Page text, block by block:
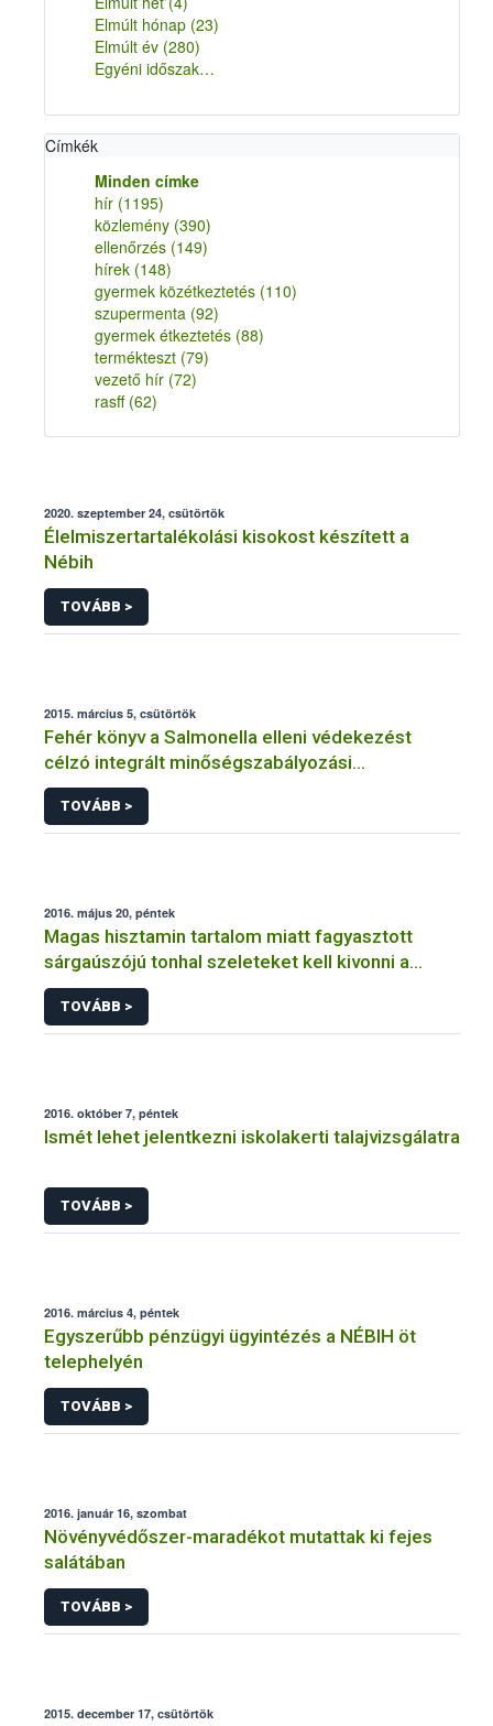
Elmúlt hónap (23)
Elmúlt év (280)
Egyéni időszak…
Címkék
Minden címke
hír (1195)
közlemény (390)
ellenőrzés (149)
hírek (148)
gyermek közétkeztetés (110)
szupermenta (92)
gyermek étkeztetés (88)
termékteszt (79)
vezető hír (72)
rasff (62)
2020. szeptember 24, csütörtök
Élelmiszertartalékolási kisokost készített a
Nébih
TOVÁBB >
2015. március 5, csütörtök
Fehér könyv a Salmonella elleni védekezést
célzó integrált minőségszabályozási
rendszerhez
TOVÁBB >
2016. május 20, péntek
Magas hisztamin tartalom miatt fagyasztott
sárgaúszójú tonhal szeleteket kell kivonni a
forgalomból
TOVÁBB >
2016. október 7, péntek
Ismét lehet jelentkezni iskolakerti talajvizsgálatra
TOVÁBB >
2016. március 4, péntek
Egyszerűbb pénzügyi ügyintézés a NÉBIH öt
telephelyén
TOVÁBB >
2016. január 16, szombat
Növényvédőszer-maradékot mutattak ki fejes
salátában
TOVÁBB >
2015. december 17, csütörtök